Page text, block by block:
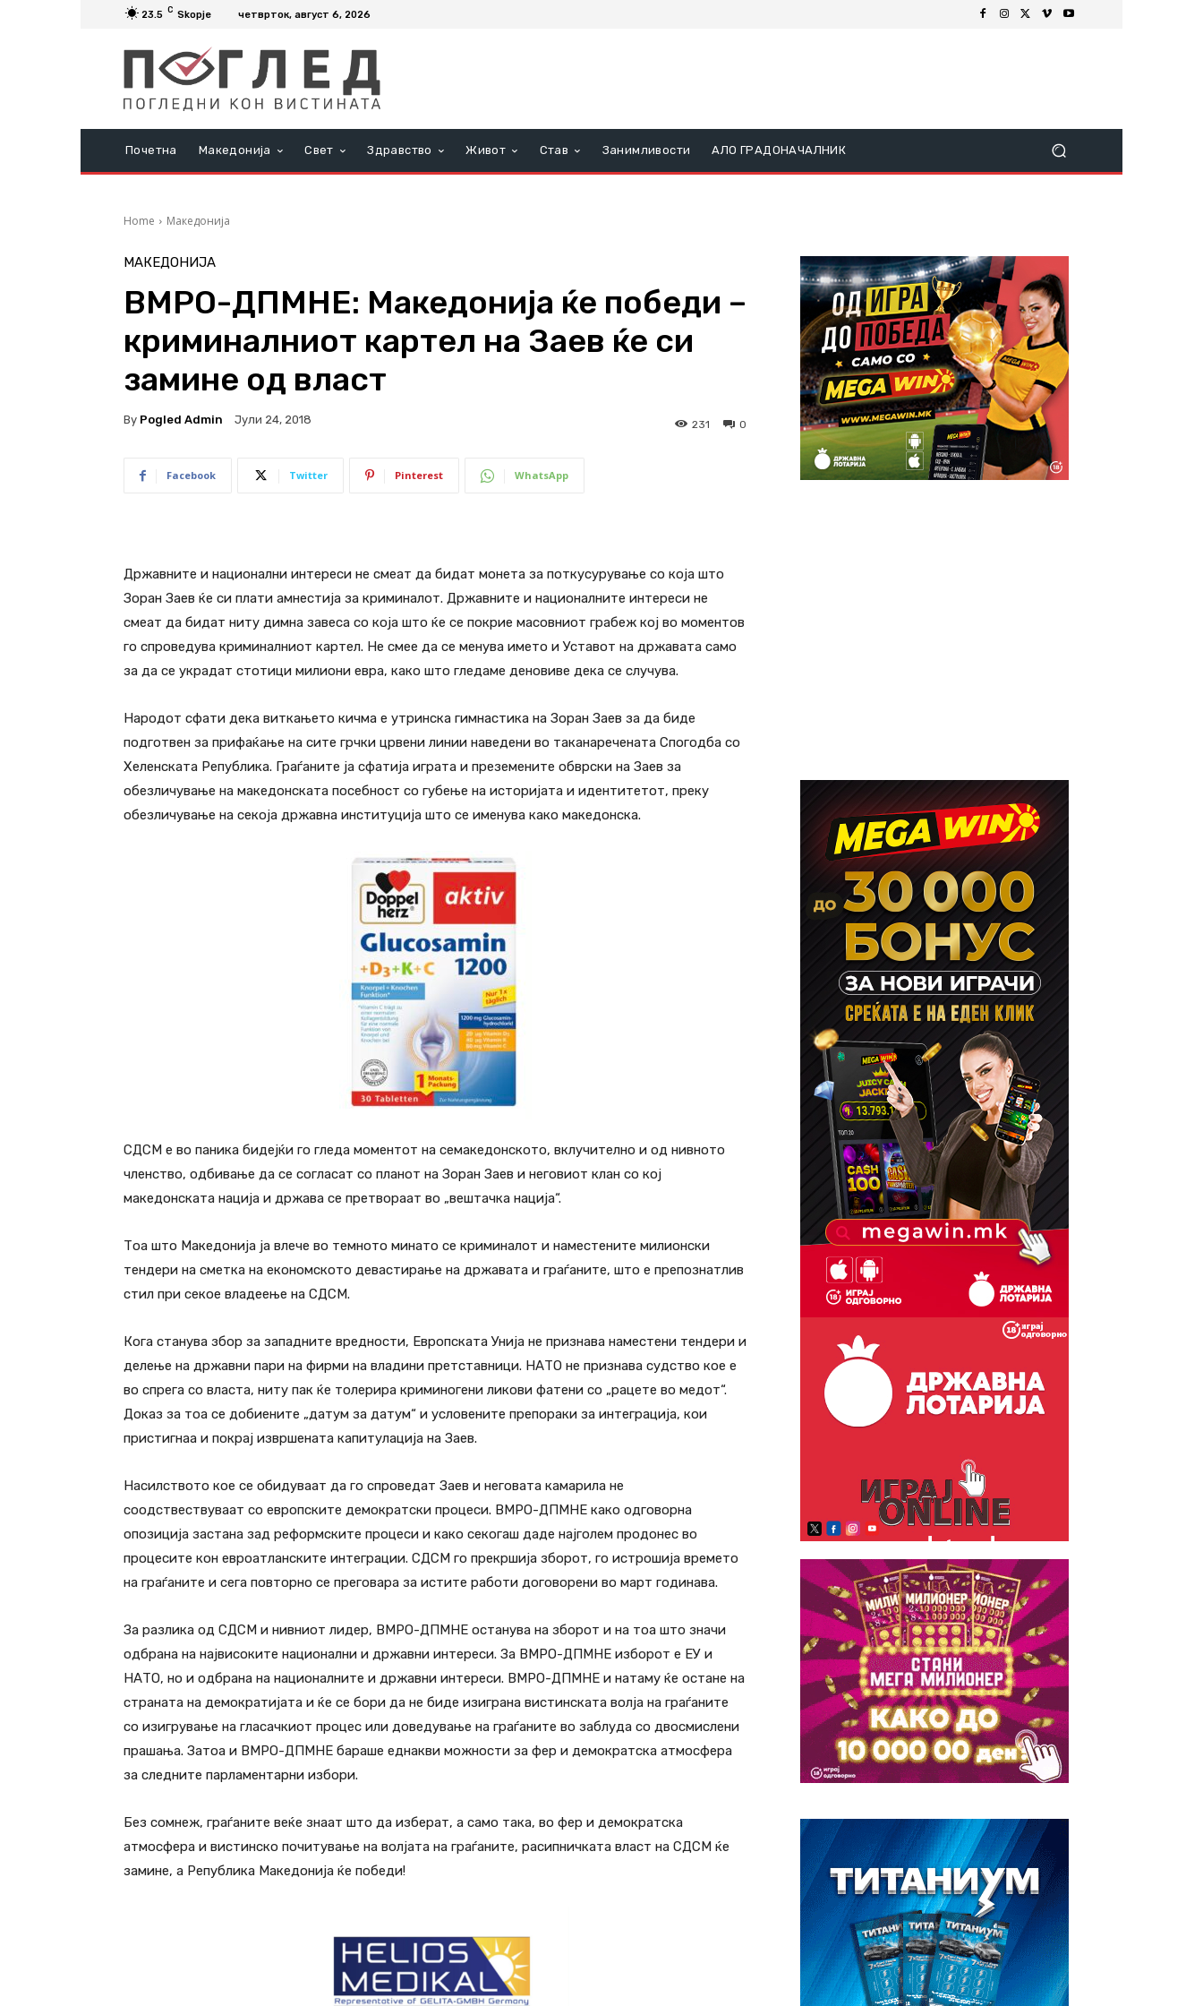
23.5 C Skopje четврток, август 6, 2026
Почетна Македонија Свет Здравство Живот Став Занимливости АЛО ГРАДОНАЧАЛНИК
Home Македонија
МАКЕДОНИЈА
ВМРО-ДПМНЕ: Македонија ќе победи –
криминалниот картел на Заев ќе си
замине од власт
By Pogled Admin Јули 24, 2018 0
231
Facebook Twitter Pinterest WhatsApp
Државните и национални интереси не смеат да бидат монета за поткусурување со која што
Зоран Заев ќе си плати амнестија за криминалот. Државните и националните интереси не
смеат да бидат ниту димна завеса со која што ќе се покрие масовниот грабеж кој во моментов
го спроведува криминалниот картел. Не смее да се менува името и Уставот на државата само
за да се украдат стотици милиони евра, како што гледаме деновиве дека се случува.
Народот сфати дека виткањето кичма е утринска гимнастика на Зоран Заев за да биде
подготвен за прифаќање на сите грчки црвени линии наведени во таканаречената Спогодба со
Хеленската Република. Граѓаните ја сфатија играта и преземените обврски на Заев за
обезличување на македонската посебност со губење на историјата и идентитетот, преку
обезличување на секоја државна институција што се именува како македонска.
СДСМ е во паника бидејќи го гледа моментот на семакедонското, вклучително и од нивното
членство, одбивање да се согласат со планот на Зоран Заев и неговиот клан со кој
македонската нација и држава се претвораат во „вештачка нација“.
Тоа што Македонија ја влече во темното минато се криминалот и наместените милионски
тендери на сметка на економското девастирање на државата и граѓаните, што е препознатлив
стил при секое владеење на СДСМ.
Кога станува збор за западните вредности, Европската Унија не признава наместени тендери и
делење на државни пари на фирми на владини претставници. НАТО не признава судство кое е
во спрега со власта, ниту пак ќе толерира криминогени ликови фатени со „рацете во медот“.
Доказ за тоа се добиените „датум за датум“ и условените препораки за интеграција, кои
пристигнаа и покрај извршената капитулација на Заев.
Насилството кое се обидуваат да го спроведат Заев и неговата камарила не
соодствествуваат со европските демократски процеси. ВМРО-ДПМНЕ како одговорна
опозиција застана зад реформските процеси и како секогаш даде најголем продонес во
процесите кон евроатланските интеграции. СДСМ го прекршија зборот, го истрошија времето
на граѓаните и сега повторно се преговара за истите работи договорени во март годинава.
За разлика од СДСМ и нивниот лидер, ВМРО-ДПМНЕ останува на зборот и на тоа што значи
одбрана на највисоките национални и државни интереси. За ВМРО-ДПМНЕ изборот е ЕУ и
НАТО, но и одбрана на националните и државни интереси. ВМРО-ДПМНЕ и натаму ќе остане на
страната на демократијата и ќе се бори да не биде изиграна вистинската волја на граѓаните
со изигрување на гласачкиот процес или доведување на граѓаните во заблуда со двосмислени
прашања. Затоа и ВМРО-ДПМНЕ бараше еднакви можности за фер и демократска атмосфера
за следните парламентарни избори.
Без сомнеж, граѓаните веќе знаат што да изберат, а само така, во фер и демократска
атмосфера и вистинско почитување на волјата на граѓаните, расипничката власт на СДСМ ќе
замине, а Република Македонија ќе победи!